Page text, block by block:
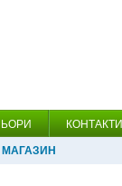
КОНТАКТИ